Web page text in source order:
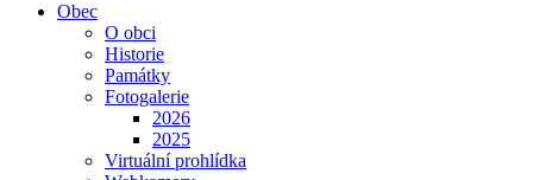
Obec
O obci
Historie
Památky
Fotogalerie
2026
2025
Virtuální prohlídka